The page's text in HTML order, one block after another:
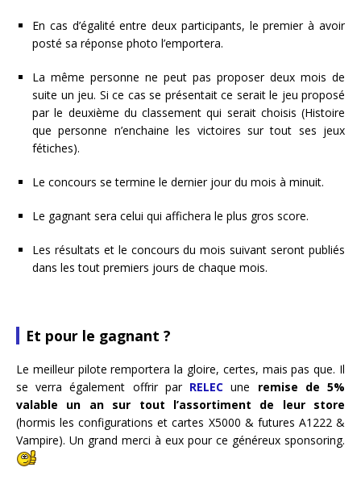
En cas d’égalité entre deux participants, le premier à avoir
posté sa réponse photo l’emportera.
La même personne ne peut pas proposer deux mois de
suite un jeu. Si ce cas se présentait ce serait le jeu proposé
par le deuxième du classement qui serait choisis (Histoire
que personne n’enchaine les victoires sur tout ses jeux
fétiches).
Le concours se termine le dernier jour du mois à minuit.
Le gagnant sera celui qui affichera le plus gros score.
Les résultats et le concours du mois suivant seront publiés
dans les tout premiers jours de chaque mois.
Et pour le gagnant ?
Le meilleur pilote remportera la gloire, certes, mais pas que. Il
se verra également offrir par RELEC une remise de 5%
valable un an sur tout l’assortiment de leur store
(hormis les configurations et cartes X5000 & futures A1222 &
Vampire). Un grand merci à eux pour ce généreux sponsoring.